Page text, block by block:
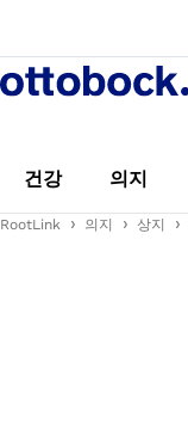
건강 의지
RootLink 의지 상지